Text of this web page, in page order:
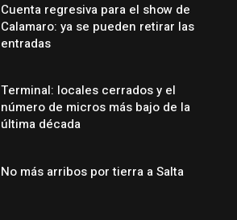
Cuenta regresiva para el show de
Calamaro: ya se pueden retirar las
entradas
Terminal: locales cerrados y el
número de micros más bajo de la
última década
No más arribos por tierra a Salta